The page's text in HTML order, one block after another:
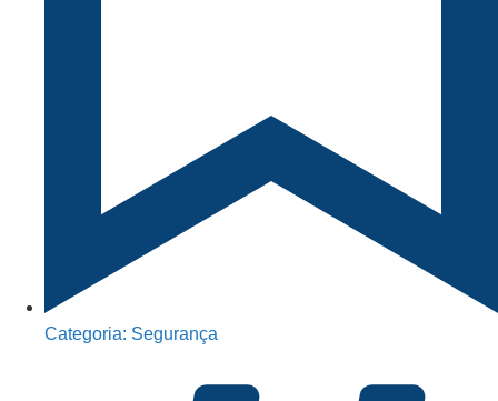
Categoria: Segurança